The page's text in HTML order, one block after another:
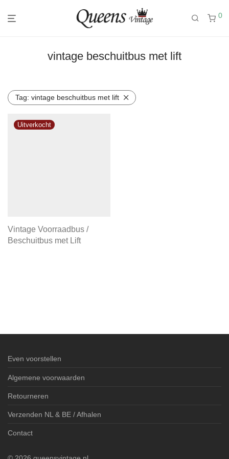
0
vintage beschuitbus met lift
Tag: vintage beschuitbus met lift
Vintage Voorraadbus /
Beschuitbus met Lift
Even voorstellen
Algemene voorwaarden
Retourneren
Verzenden NL & BE / Afhalen
Contact